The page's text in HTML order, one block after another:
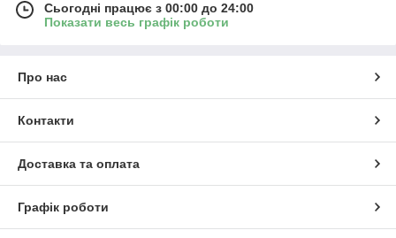
Сьогодні працює з 00:00 до 24:00
Показати весь графік роботи
Про нас
Контакти
Доставка та оплата
Графік роботи